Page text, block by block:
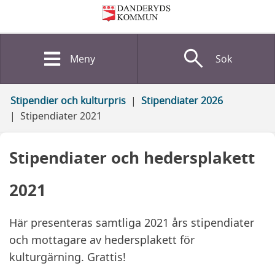
Meny search Sök
Stipendier och kulturpris
Stipendiater 2026
Stipendiater 2021
Stipendiater och hedersplakett
2021
Här presenteras samtliga 2021 års stipendiater
och mottagare av hedersplakett för
kulturgärning. Grattis!